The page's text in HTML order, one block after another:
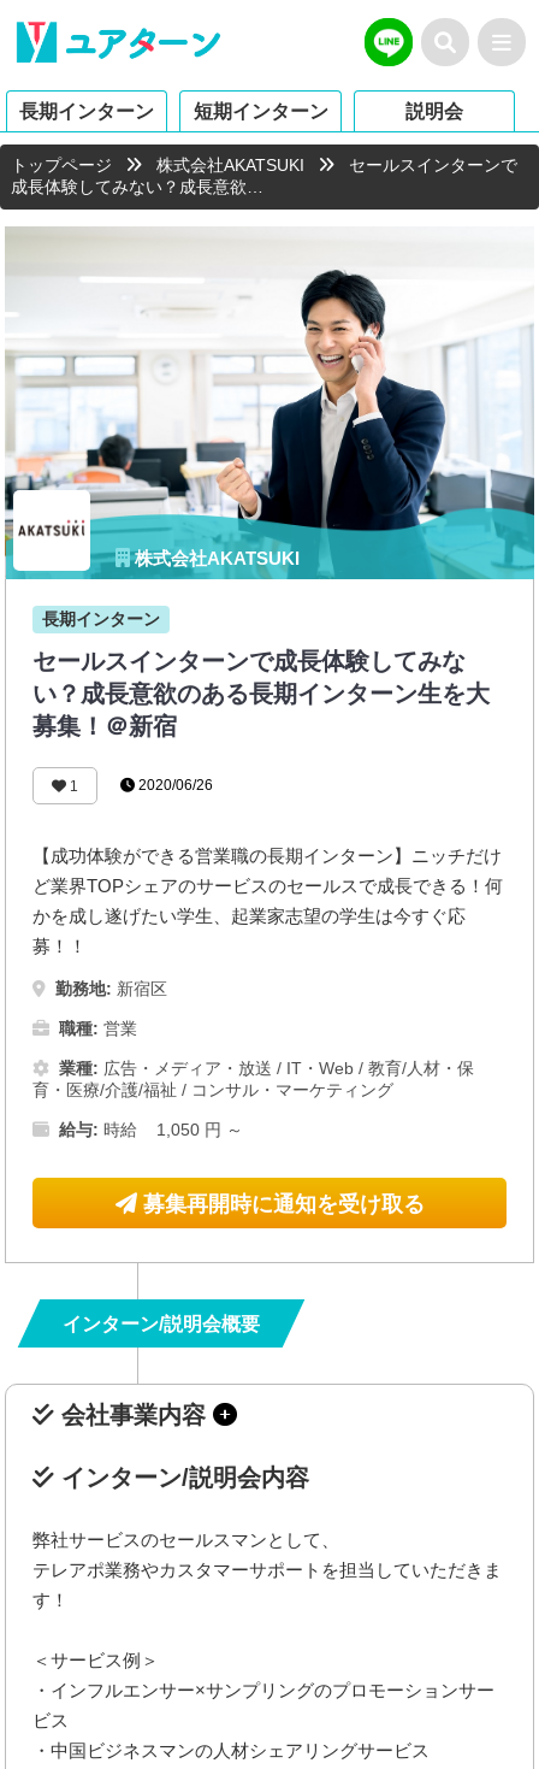
長期インターン 短期インターン 説明会
トップページ 株式会社AKATSUKI
セールスインターンで
成長体験してみない？成長意欲…
株式会社AKATSUKI
長期インターン
セールスインターンで成長体験してみな
い？成長意欲のある長期インターン生を大
募集！＠新宿
1 2020/06/26
【成功体験ができる営業職の長期インターン】ニッチだけ
ど業界TOPシェアのサービスのセールスで成長できる！何
かを成し遂げたい学生、起業家志望の学生は今すぐ応
募！！
勤務地: 新宿区
職種: 営業
業種: 広告・メディア・放送 / IT・Web /教育/人材・保
育・医療/介護/福祉 / コンサル・マーケティング
給与: 時給 1,050 円 ～
募集再開時に通知を受け取る
インターン/説明会概要
会社事業内容
インターン/説明会内容
弊社サービスのセールスマンとして、
テレアポ業務やカスタマーサポートを担当していただきま
す！
＜サービス例＞
・インフルエンサー×サンプリングのプロモーションサー
ビス
・中国ビジネスマンの人材シェアリングサービス